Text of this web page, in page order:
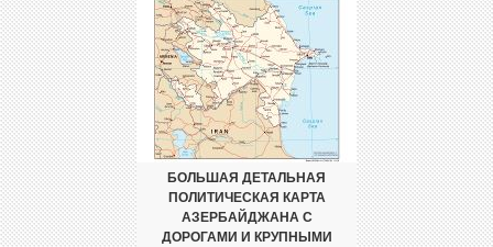
БОЛЬШАЯ ДЕТАЛЬНАЯ
ПОЛИТИЧЕСКАЯ КАРТА
АЗЕРБАЙДЖАНА С
ДОРОГАМИ И КРУПНЫМИ